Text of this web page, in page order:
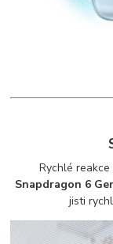
Rychlé
Snapdragon 6
jisti